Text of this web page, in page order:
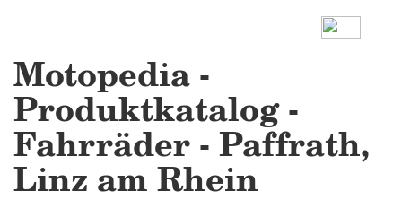
Motopedia -
Produktkatalog -
Fahrräder - Paffrath,
Linz am Rhein